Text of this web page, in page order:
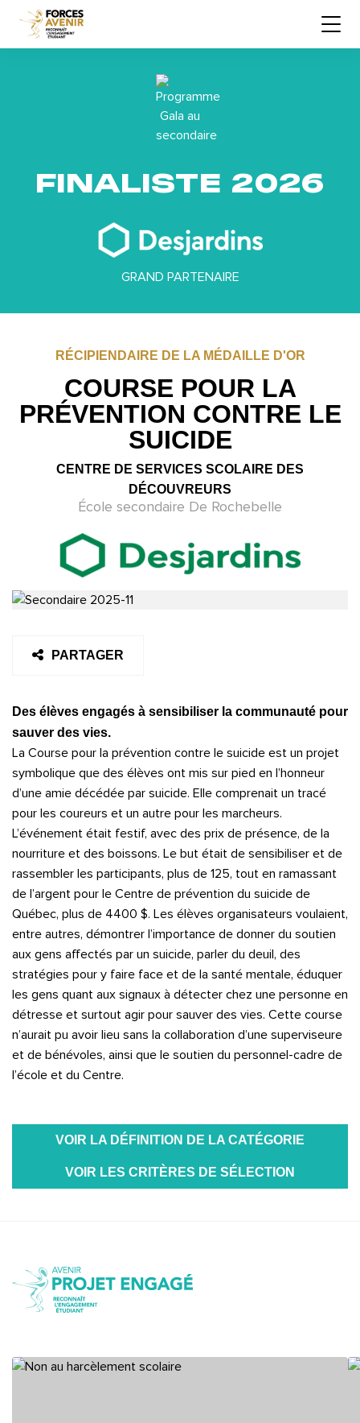
FINALISTE 2026
GRAND PARTENAIRE
RÉCIPIENDAIRE DE LA MÉDAILLE D'OR
COURSE POUR LA
PRÉVENTION CONTRE LE
SUICIDE
CENTRE DE SERVICES SCOLAIRE DES
DÉCOUVREURS
École secondaire De Rochebelle
PARTAGER
Des élèves engagés à sensibiliser la communauté pour
sauver des vies.
La Course pour la prévention contre le suicide est un projet
symbolique que des élèves ont mis sur pied en l’honneur
d’une amie décédée par suicide. Elle comprenait un tracé
pour les coureurs et un autre pour les marcheurs.
L’événement était festif, avec des prix de présence, de la
nourriture et des boissons. Le but était de sensibiliser et de
rassembler les participants, plus de 125, tout en ramassant
de l’argent pour le Centre de prévention du suicide de
Québec, plus de 4400 $. Les élèves organisateurs voulaient,
entre autres, démontrer l’importance de donner du soutien
aux gens affectés par un suicide, parler du deuil, des
stratégies pour y faire face et de la santé mentale, éduquer
les gens quant aux signaux à détecter chez une personne en
détresse et surtout agir pour sauver des vies. Cette course
n’aurait pu avoir lieu sans la collaboration d’une superviseure
et de bénévoles, ainsi que le soutien du personnel-cadre de
l’école et du Centre.
VOIR LA DÉFINITION DE LA CATÉGORIE
VOIR LES CRITÈRES DE SÉLECTION